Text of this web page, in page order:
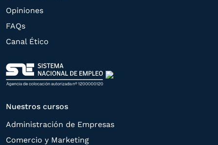
limitación, tal y como se explica en la
Política de Privacidad
Opiniones
FAQs
Canal Ético
Nuestros cursos
Administración de Empresas
Comercio y Marketing